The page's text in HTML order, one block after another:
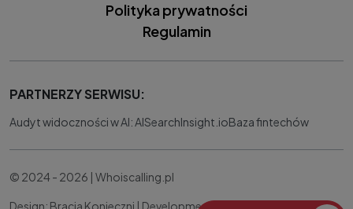
Polityka prywatności
Regulamin
PARTNERZY SERWISU:
Audyt widoczności w AI: AISearchInsight.ioBaza fintechów
© 2024 - 2026 | Whoiscalling.pl
Design: Bracia Konieczni | Development: